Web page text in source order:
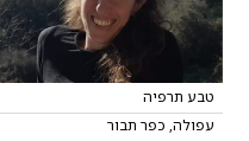
טבע תרפיה
עפולה, כפר תבור